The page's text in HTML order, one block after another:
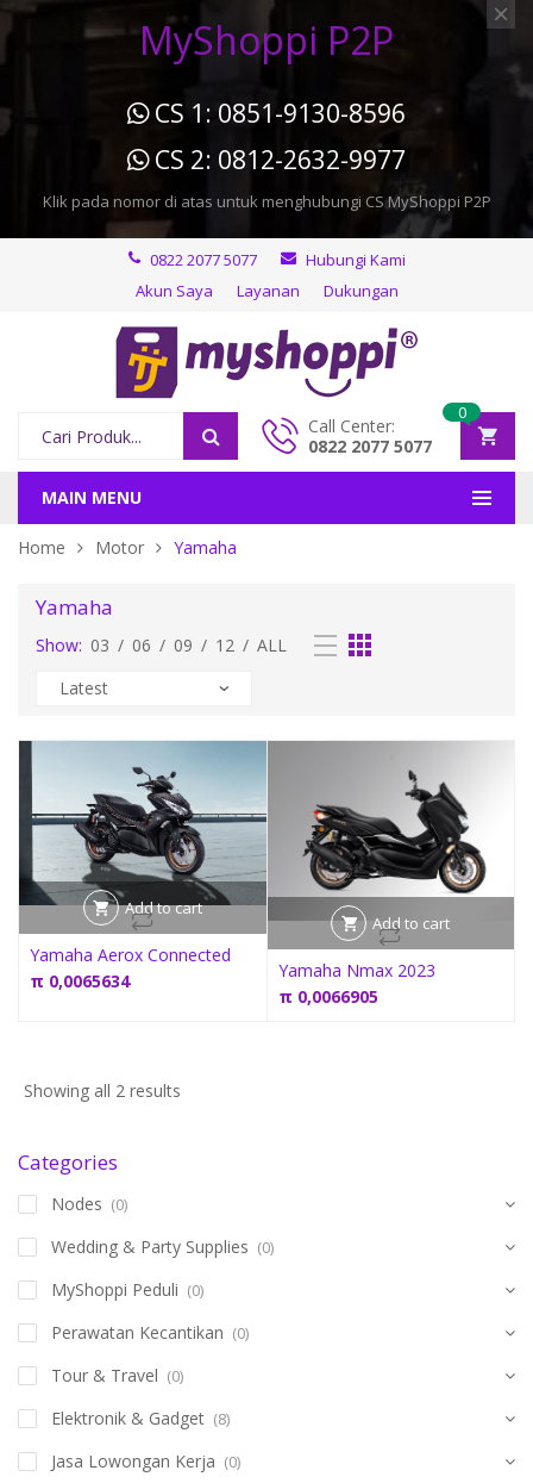
MyShoppi P2P
CS 1: 0851-9130-8596
CS 2: 0812-2632-9977
Klik pada nomor di atas untuk menghubungi CS MyShoppi P2P
0822 2077 5077
Hubungi Kami
Akun Saya
Layanan Dukungan
Call Center:
0822 2077 5077
0
MAIN MENU
Home Motor Yamaha
Yamaha
Show: 03 / 06 / 09 / 12 / ALL
Add to cart
Yamaha Aerox Connected
π 0,0065634
Add to cart
Yamaha Nmax 2023
π 0,0066905
Showing all 2 results
Categories
Nodes (0)
Wedding & Party Supplies (0)
MyShoppi Peduli (0)
Perawatan Kecantikan (0)
Tour & Travel (0)
Elektronik & Gadget (8)
Jasa Lowongan Kerja (0)